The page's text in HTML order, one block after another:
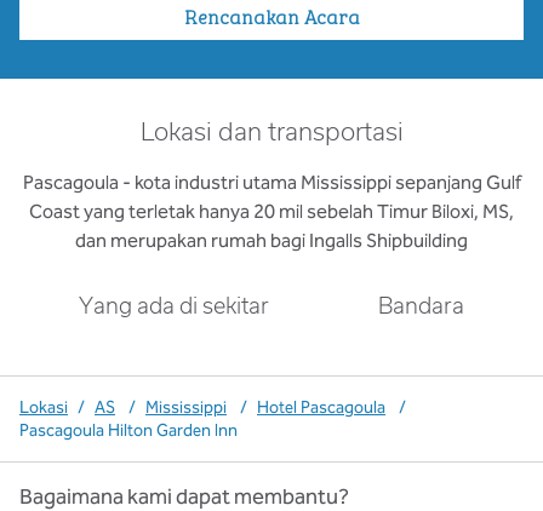
Rencanakan Acara
Lokasi dan transportasi
Pascagoula - kota industri utama Mississippi sepanjang Gulf
Coast yang terletak hanya 20 mil sebelah Timur Biloxi, MS,
dan merupakan rumah bagi Ingalls Shipbuilding
Yang ada di sekitar Bandara
Lokasi / AS / Mississippi / Hotel Pascagoula
/
Pascagoula Hilton Garden Inn
Bagaimana kami dapat membantu?